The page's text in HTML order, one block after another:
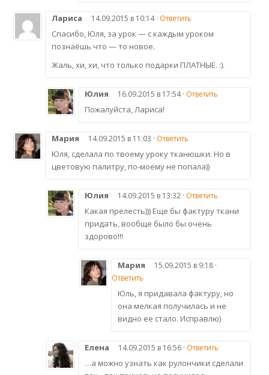
Лариса 14.09.2015 в 10:14 · Ответить
Спасибо, Юля, за урок — с каждым уроком
познаёшь что — то новое.
Жаль, хи, хи, что только подарки ПЛАТНЫЕ. :).
Юлия 16.09.2015 в 17:54 · Ответить
Пожалуйста, Лариса!
Мария 14.09.2015 в 11:03 · Ответить
Юля, сделала по твоему уроку тканюшки. Но в
цветовую палитру, по-моему не попала))
Юлия 14.09.2015 в 13:32 · Ответить
Какая прелесть))) Еще бы фактуру ткани
придать, вообще было бы очень
здорово!!!
Мария
15.09.2015 в 9:18 ·
Ответить
Юль, я придавала фактуру, но
она мелкая получилась и не
видно ее стало. Исправлю)
Елена 14.09.2015 в 16:56 · Ответить
…а можно узнать как рулончики сделали